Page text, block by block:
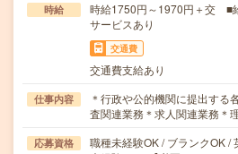
時給
時給1750円～1970円＋交 ■
サービスあり
交通費
交通費支給あり
仕事内容
＊行政や公的機関に提出する
査関連業務＊求人関連業務＊
応募資格
職種未経験OK / ブランクOK /